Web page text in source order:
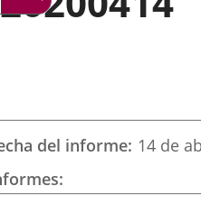
del informe 14 de